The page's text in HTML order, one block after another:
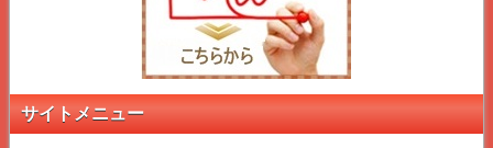
サイトメニュー